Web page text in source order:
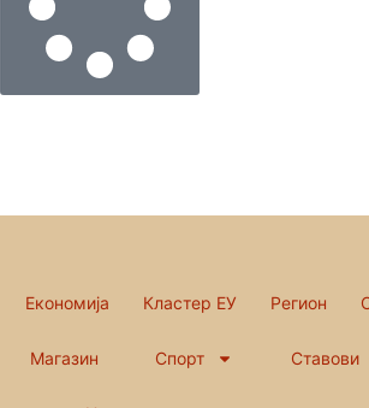
Економија Кластер ЕУ Регион
Магазин Спорт Ставови